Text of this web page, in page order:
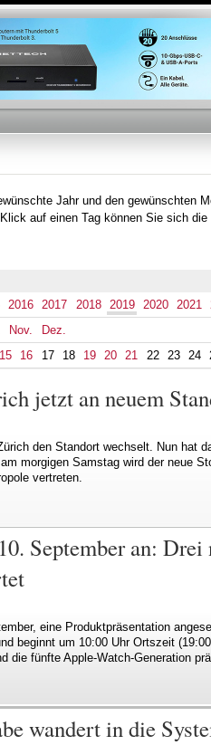
Direkt
zum
Inhalt
Jahr und den gewünschten
auf einen Tag können Sie sich
2016 2017 2018 2019 2020 2021
Nov.
Dez.
15 16 17 18 19 20 21 22 23 24
jetzt an neuem
den Standort wechselt. Nun hat
morgigen Samstag wird der neue
vertreten.
September an: Drei
eine Produktpräsentation
beginnt um 10:00 Uhr Ortszeit
fünfte Apple-Watch-Generation
wandert in die